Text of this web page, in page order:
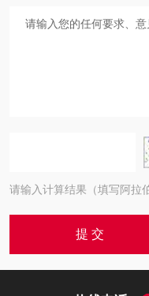
请输入计算结果（填写阿拉